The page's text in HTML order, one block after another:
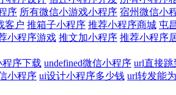
序 所有微信小游戏小程序 宿州微信小
客户 推箱子小程序 推荐小程序商城 屯
小程序游戏 推文加小程序 推荐小程序
程序下载 undefined微信小程序 url直接
小程序 ui设计小程序多少钱 url转发能